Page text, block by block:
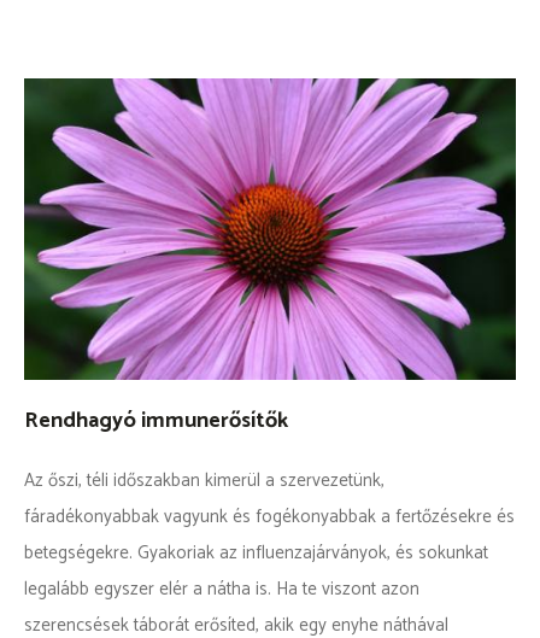
Rendhagyó immunerősítők
Az őszi, téli időszakban kimerül a szervezetünk,
fáradékonyabbak vagyunk és fogékonyabbak a fertőzésekre és
betegségekre. Gyakoriak az influenzajárványok, és sokunkat
legalább egyszer elér a nátha is. Ha te viszont azon
szerencsések táborát erősíted, akik egy enyhe náthával